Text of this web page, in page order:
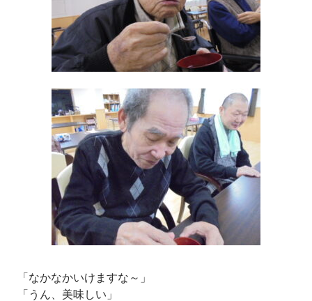
「なかなかいけますな～」
「うん、美味しい」